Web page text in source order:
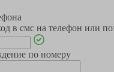
в смс на телефон или
по номеру